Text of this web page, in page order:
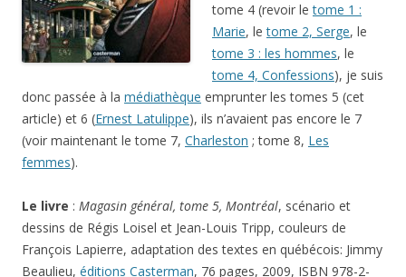
tome 4 (revoir letome 1 :
Marie, letome 2, Serge, le
tome 3 : les hommes, le
tome 4, Confessions), je suis
donc passée à la médiathèque emprunter les tomes 5 (cet
article) et 6 (Ernest Latulippe), ils n’avaient pas encore le 7
(voir maintenant le tome 7, Charleston ; tome 8, Les
femmes).
Le livre : Magasin général, tome 5, Montréal, scénario et
dessins de Régis Loisel et Jean-Louis Tripp, couleurs de
François Lapierre, adaptation des textes en québécois: Jimmy
Beaulieu, éditions Casterman, 76 pages, 2009, ISBN 978-2-